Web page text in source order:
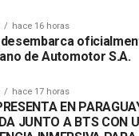
hace 16 horas
desembarca
de Automotor S.A.
hace 17 horas
EN
JUNTO A BTS CON